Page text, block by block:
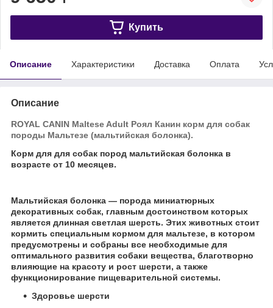
Купить
Описание Характеристики Доставка Оплата
Описание
ROYAL CANIN Maltese Adult Роял Канин корм для собак
породы Мальтезе (мальтийская болонка).
Корм для для собак пород мальтийская болонка в
возрасте от 10 месяцев.
Мальтийская болонка — порода миниатюрных
декоративных собак, главным достоинством которых
является длинная светлая шерсть. Этих животных стоит
кормить специальным кормом для мальтезе, в котором
предусмотрены и собраны все необходимые для
оптимального развития собаки вещества, благотворно
влияющие на красоту и рост шерсти, а также
функционирование пищеварительной системы.
Здоровье шерсти